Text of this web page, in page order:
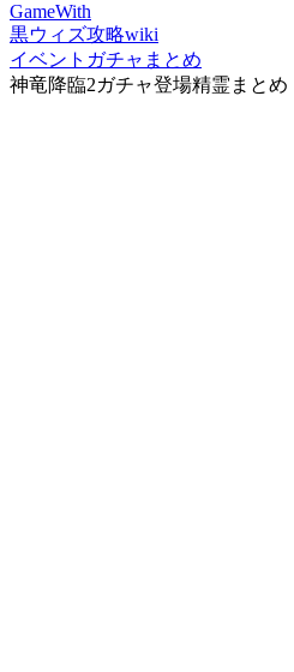
GameWith
黒ウィズ攻略wiki
イベントガチャまとめ
神竜降臨2ガチャ登場精霊まとめ